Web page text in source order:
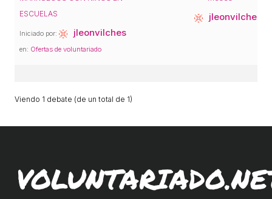
ESCUELAS
Iniciado por: jleonvilches
en: Ofertas de voluntariado
jleonvilches
Viendo 1 debate (de un total de 1)
CONEIX FUNDESPLAI
L'equip
Missió i valors
Memòria d'activitats